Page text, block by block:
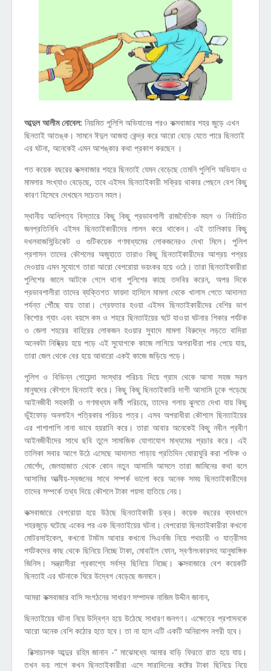
আব্দুল আলীম নোবেল: নিয়মিত পুলিশি অভিযানের পরও কক্সবাজার শহর জুড়ে এখন
ছিনতাই আতঙ্ক। সামনে ঈদুল আজহা কেন্দ্র করে আরো বেড়ে যেতে পারে ছিনতাই
এর ঘটনা, অনেকেই এমন আশঙ্কার কথা প্রকাশ করছেন ।
গত কয়েক বছরের কক্সবাজার শহরে ছিনতাই যেমন বেড়েছে তেমনি পুলিশি অভিযান ও
মামলার সংখ্যাও বেড়েছে, তবে এইসব ছিনতাইকারী সক্রিয় থাকার পেছনে বেশ কিছু
কারণ হিসেবে দেখছেন সচেতন মহল।
স্থানীয় আধিপত্য বিস্তারে কিছু কিছু প্রভাবশালী রাজনৈতিক মহল ও নির্বাচিত
জনপ্রতিনিধি এইসব ছিনতাইকারীদের লালন করে থাকেন। এই তালিকায় কিছু
দখলবাজসিন্ডিকেট ও গুটিকয়েক গণমাধ্যমের লোকজনেরও দেখা মিলে। পুলিশ
প্রশাসন তাদের কৌশলের অজুহাতে তারাও কিছু ছিনতাইকারীদের আশ্রয় পশ্রয়
দেওয়ায় এমন সুযোগে তারা আরো বেপরোয়া ভয়ংকর হয়ে ওঠে। তারা ছিনতাইকারীরা
পুলিশের জালে আটকে গেলে থানা পুলিশের কাছে তদবির করেন, অপর দিকে
প্রভাবশালীরা তাদের ব্যক্তিগত ফায়দা হাসিলে মামলা থেকে খালাস পেতে আদালত
পর্যন্ত পৌঁছে যায় তারা। গ্রেফতার হওয়া এইসব ছিনতাইকারীদের বেশির ভাগ
কিশোর গ্যাং এবং বয়সে কম ও শহরে ছিনতাইয়ের ঘটে যাওয়া ঘটনার শিকার পর্যটক
ও জেলা শহরের বাহিরের লোকজন হওয়ার সুবাদে মামলা বিরুদ্ধে লড়তে বাদিরা
অনেকটা নিষ্ক্রিয় হয়ে পড়ে এই সুযোগকে কাজে লাগিয়ে অপরাধীরা পার পেয়ে যায়,
তারা জেল থেকে বের হয়ে আবারো একই কাজে জড়িয়ে পড়ে।
পুলিশ ও বিভিন্ন গোয়েন্দা সংস্থার পরিচয় দিয়ে গ্রাম থেকে আসা সহজ সরল
মানুষদের কৌশলে ছিনতাই করে। কিছু কিছু ছিনতাইকারি দাগী আসামি ঢুকে পড়েছে
আইনজীবী সহকারী ও গণমাধ্যম কর্মী পরিচয়ে, তাদের গলায় ঝুলতে দেখা যায় কিছু
ভুঁইফোড় অনলাইন পত্রিকার পরিচয় পত্র। এসব অপরাধীরা কৌশলে ছিনতাইয়ের
এর পাশাপাশি নানা ভাবে হয়রানি করে। তারা আবার অনেকেই কিছু নবীন প্রবীণ
আইনজীবীদের সাথে ছবি তুলে সামাজিক যোগাযোগ মাধ্যমের প্রচার করে। এই
তালিকা সবার আগে উঠে এসেছে আদালত পাড়ায় প্রতিদিন ঘোরাঘুরি করা শফিক ও
মোর্শেদ, জেলহাজাত থেকে কোন নতুন আসামি আসলে তারা জামিনের কথা বলে
আসামির আত্মীয়-স্বজনের সাথে সম্পর্ক ভালো করে অনেক সময় ছিনতাইকারীদের
তাদের সম্পর্কে তথ্য দিয়ে কৌশলে টাকা পয়সা হাতিয়ে নেয়।
কক্সবাজারে বেপরোয়া হয়ে উঠছে ছিনতাইকারী চক্র। কয়েক বছরের ব্যবধানে
শহরজুড়ে ঘটেছে একের পর এক ছিনতাইয়ের ঘটনা। বেপরোয়া ছিনতাইকারীরা কখনো
মোটরসাইকেল, কখনো টমটম আবার কখনো সিএনজি নিয়ে পথচারী ও যাত্রীসহ
পর্যটকদের কাছ থেকে ছিনিয়ে নিচ্ছে টাকা, মোবাইল ফোন, স্বর্ণালংকারসহ আনুষাঙ্গিক
জিনিস। সন্ত্রাসীরা প্রকাশ্যে সর্বস্ব ছিনিয়ে নিচ্ছে। কক্সবাজারে বেশ কয়েকটি
ছিনতাই এর ঘটনাকে ঘিরে উদ্বেগ বেড়েছে জনমনে।
আমরা কক্সবাজার বাসি সংগঠনের সাধারণ সম্পাদক নাজিম উদ্দীন জানান,
ছিনতাইয়ের ঘটনা নিয়ে উদ্বিগ্ন হয়ে উঠেছে সাধারণ জনগণ। এক্ষেত্রে প্রশাসনকে
আরো অনেক বেশি কঠোর হতে হবে। তা না হলে এটি একটি অনিরাপদ নগরী হবে।
রিক্সাচালক আব্দুর রহিম জানান -” মাঝেমধ্যে আমার বাড়ি ফিরতে রাত হয়ে যায়।
তখন ভয় লাগে কখন ছিনতাইকারীরা এসে সারাদিনের কষ্টের টাকা ছিনিয়ে নিয়ে